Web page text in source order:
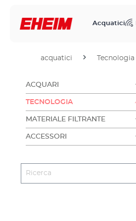
Acquatici
acquatici Tecnologia
ACQUARI
TECNOLOGIA
MATERIALE FILTRANTE
ACCESSORI